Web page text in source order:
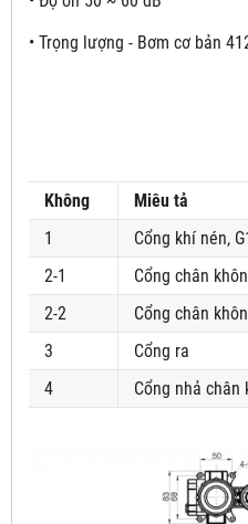
• Trọng lượng - Bơm cơ bản
Đơn
Không
Miêu tả
1
Cổng khí nén,
2-1
Cổng chân
2-2
Cổng chân
3
Cổng ra
4
Cổng nhả chân